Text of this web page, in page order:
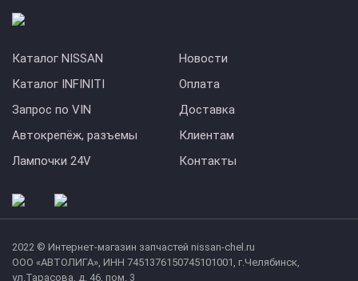
Каталог NISSAN
Каталог INFINITI
Запрос по VIN
Автокрепёж, разъемы
Лампочки 24V
Новости
Оплата
Доставка
Клиентам
Контакты
2022 © Интернет-магазин запчастей nissan-chel.ru
ООО «АВТОЛИГА», ИНН 7451376150745101001, г.Челябинск,
ул.Тарасова, д. 46, пом. 3